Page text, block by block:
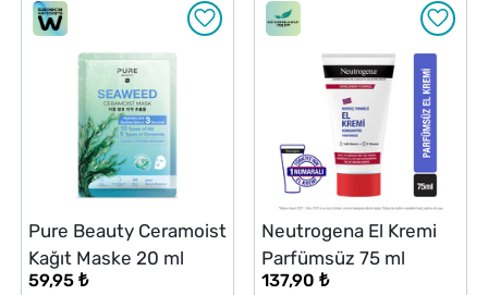
Pure Beauty Ceramoist
Kağıt Maske 20 ml
59,95 ₺
Neutrogena El Kremi
Parfümsüz 75 ml
137,90 ₺